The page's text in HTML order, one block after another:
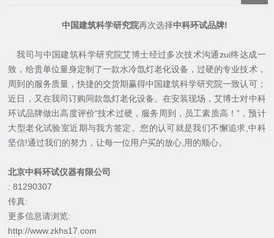
中国建筑科学研究院再次选择中科环试品牌!
我司与中国建筑科学研究院艾博士经过多次技术沟通zui终达成一
致，给贵单位量身定制了一款水冷氙灯老化设备，过硬的专业技术，
周到的服务质量，快捷的交货期赢得中国建筑科学研究院一致认可；
近日，又在我司订购同款氙灯老化设备。在安装现场，艾博士对中科
环试品牌做出高度评价“技术过硬，服务周到，员工素质高！”，预计
大型老化试验室近期与我方签定。您的认可就是我们不懈追求,中科
坚信!通过我们的努力，让每一位用户买的放心,用的顺心。
北京中科环试仪器有限公司
: 81290307
传真:
更多信息请浏览:
http://www.zkhs17.com